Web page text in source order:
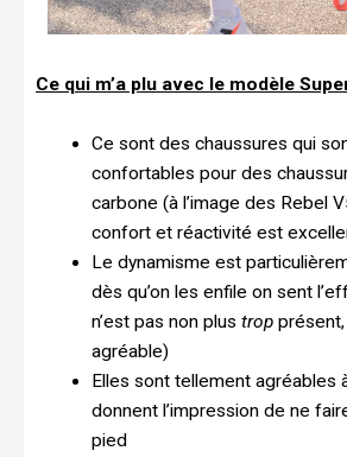
Ce qui m’a plu avec le modèle
Ce sont des chaussures qui
confortables pour des
carbone (à l’image des Rebel
confort et réactivité est
Le dynamisme est
dès qu’on les enfile on sent
n’est pas non plus trop présent,
agréable)
Elles sont tellement agréables
donnent l’impression de ne
pied